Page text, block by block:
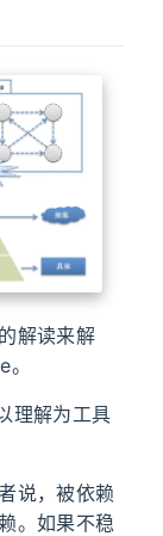
解读来解
理解为工具
说，被依赖
。如果不稳